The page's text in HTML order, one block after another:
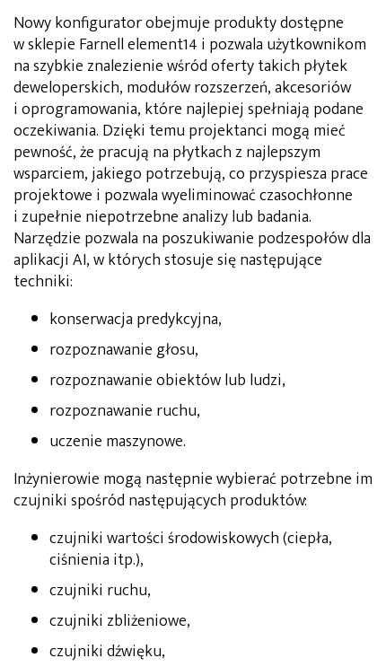
Nowy konfigurator obejmuje produkty dostępne
w sklepie Farnell element14 i pozwala użytkownikom
na szybkie znalezienie wśród oferty takich płytek
deweloperskich, modułów rozszerzeń, akcesoriów
i oprogramowania, które najlepiej spełniają podane
oczekiwania. Dzięki temu projektanci mogą mieć
pewność, że pracują na płytkach z najlepszym
wsparciem, jakiego potrzebują, co przyspiesza prace
projektowe i pozwala wyeliminować czasochłonne
i zupełnie niepotrzebne analizy lub badania.
Narzędzie pozwala na poszukiwanie podzespołów dla
aplikacji AI, w których stosuje się następujące
techniki:
konserwacja predykcyjna,
rozpoznawanie głosu,
rozpoznawanie obiektów lub ludzi,
rozpoznawanie ruchu,
uczenie maszynowe.
Inżynierowie mogą następnie wybierać potrzebne im
czujniki spośród następujących produktów:
czujniki wartości środowiskowych (ciepła,
ciśnienia itp.),
czujniki ruchu,
czujniki zbliżeniowe,
czujniki dźwięku,